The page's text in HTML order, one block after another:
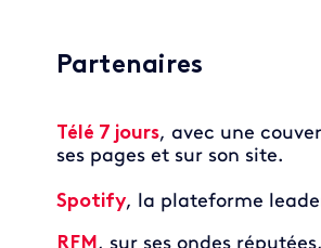
Partenaires
Télé 7 jours, avec une
ses pages et sur son site.
Spotify, la plateforme